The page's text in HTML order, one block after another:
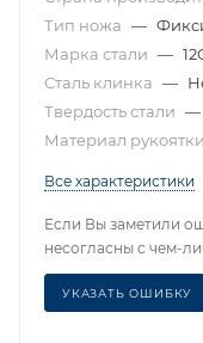
Тип ножа —
Марка стали —
Сталь клинка —
Твердость стали —
Материал рукоятки
Все характеристики
Если Вы заметили
несогласны с чем-
УКАЗАТЬ ОШИБКУ